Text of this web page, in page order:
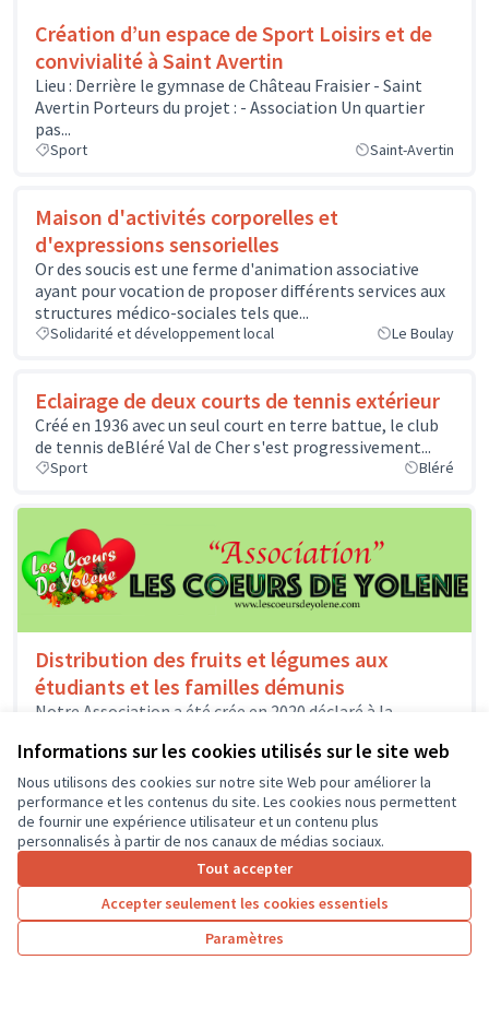
Informations sur les cookies utilisés sur le site web
Nous utilisons des cookies sur notre site Web pour améliorer la
performance et les contenus du site. Les cookies nous permettent
de fournir une expérience utilisateur et un contenu plus
personnalisés à partir de nos canaux de médias sociaux.
Tout accepter
Accepter seulement les cookies essentiels
Paramètres
Création d’un espace de Sport Loisirs et de
convivialité à Saint Avertin
Lieu : Derrière le gymnase de Château Fraisier - Saint
Avertin Porteurs du projet : - Association Un quartier
pas...
Sport Saint-Avertin
Maison d'activités corporelles et
d'expressions sensorielles
Or des soucis est une ferme d'animation associative
ayant pour vocation de proposer différents services aux
structures médico-sociales tels que...
Solidarité et développement local Le Boulay
Eclairage de deux courts de tennis extérieur
Créé en 1936 avec un seul court en terre battue, le club
de tennis deBléré Val de Cher s'est progressivement...
Sport Bléré
Distribution des fruits et légumes aux
étudiants et les familles démunis
Notre Association a été crée en 2020 déclaré à la
légumes aux...
Autre
Résultats par page : 100
1 2 3 4